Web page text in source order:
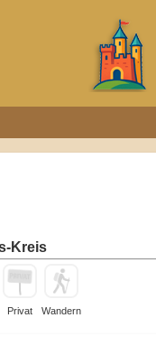
Kreis
Privat Wandern